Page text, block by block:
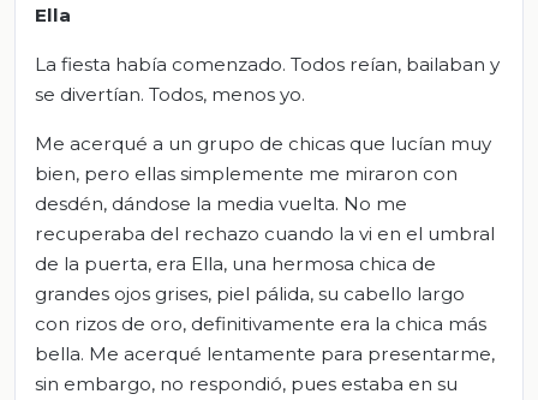
Ella
La fiesta había comenzado. Todos reían, bailaban y
se divertían. Todos, menos yo.
Me acerqué a un grupo de chicas que lucían muy
bien, pero ellas simplemente me miraron con
desdén, dándose la media vuelta. No me
recuperaba del rechazo cuando la vi en el umbral
de la puerta, era Ella, una hermosa chica de
grandes ojos grises, piel pálida, su cabello largo
con rizos de oro, definitivamente era la chica más
bella. Me acerqué lentamente para presentarme,
sin embargo, no respondió, pues estaba en su